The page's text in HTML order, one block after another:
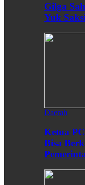
Gilga
Yuk
Daerah
Ketua
Bisa